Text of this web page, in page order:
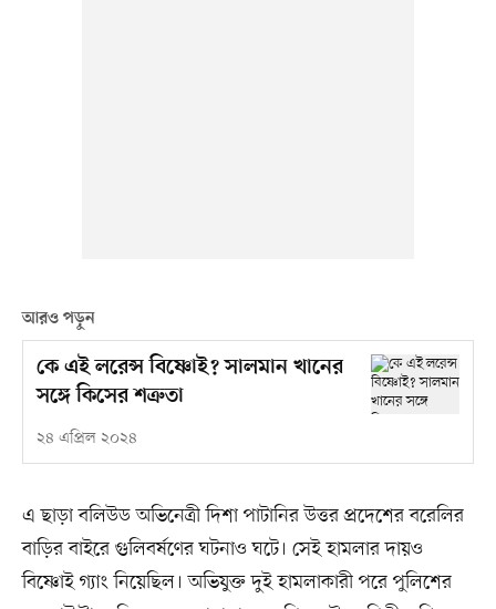
আরও পড়ুন
কে এই লরেন্স বিষ্ণোই? সালমান খানের
সঙ্গে কিসের শত্রুতা
২৪ এপ্রিল ২০২৪
এ ছাড়া বলিউড অভিনেত্রী দিশা পাটানির উত্তর প্রদেশের বরেলির
বাড়ির বাইরে গুলিবর্ষণের ঘটনাও ঘটে। সেই হামলার দায়ও
বিষ্ণোই গ্যাং নিয়েছিল। অভিযুক্ত দুই হামলাকারী পরে পুলিশের